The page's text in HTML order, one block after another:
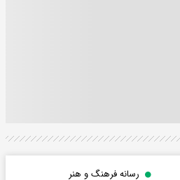
رسانه فرهنگ و هنر